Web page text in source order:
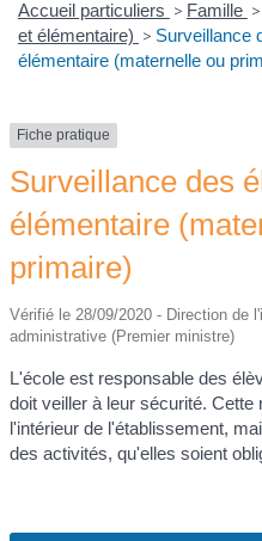
Accueil particuliers > Famille >
et élémentaire) > Surveillance
élémentaire (maternelle ou
Fiche pratique
Surveillance des
élémentaire
primaire)
Vérifié le 28/09/2020 - Direction de
administrative (Premier ministre)
L'école est responsable des
doit veiller à leur sécurité. Cette
l'intérieur de l'établissement,
des activités, qu'elles soient